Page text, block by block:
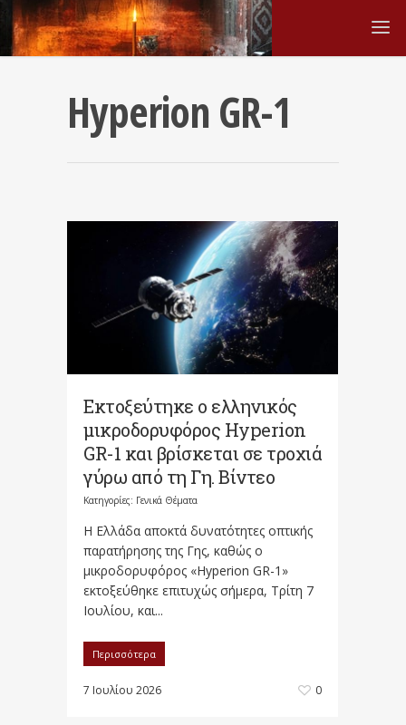
Hyperion GR-1
Εκτοξεύτηκε ο ελληνικός
μικροδορυφόρος Hyperion
GR-1 και βρίσκεται σε τροχιά
γύρω από τη Γη. Βίντεο
Κατηγορίες: Γενικά Θέματα
Η Ελλάδα αποκτά δυνατότητες οπτικής
παρατήρησης της Γης, καθώς ο
μικροδορυφόρος «Hyperion GR-1»
εκτοξεύθηκε επιτυχώς σήμερα, Τρίτη 7
Ιουλίου, και...
Περισσότερα
7 Ιουλίου 2026 0